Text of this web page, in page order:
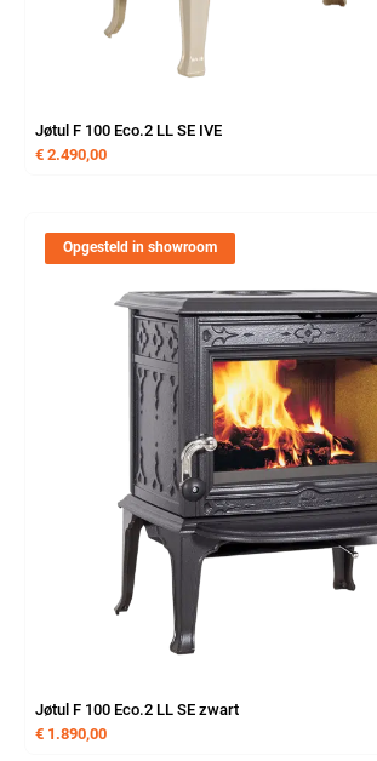
Jøtul F 100 Eco.2 LL SE IVE
€ 2.490,00
Opgesteld in showroom
Jøtul F 100 Eco.2 LL SE zwart
€ 1.890,00